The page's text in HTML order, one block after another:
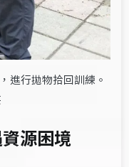
進行拋物拾回訓練。
源困境